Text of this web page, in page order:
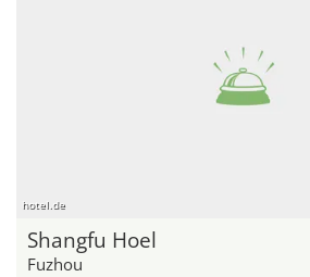
hotel.de
Shangfu Hoel
Fuzhou